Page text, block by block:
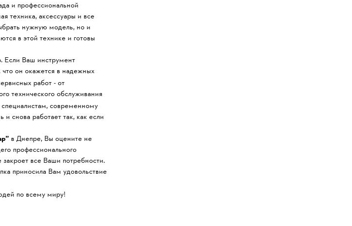
и профессиональной
техника, аксессуары и все
нужную модель, но и
в этой технике и готовы
Если Ваш инструмент
он окажется в надежных
работ - от
технического обслуживания
современному
снова работает так, как если
в Днепре, Вы оцените не
профессионального
все Ваши потребности.
приносила Вам удовольствие
по всему миру!